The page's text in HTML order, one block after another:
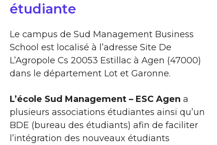
étudiante
Le campus de Sud Management Business
School est localisé à l’adresse Site De
L’Agropole Cs 20053 Estillac à Agen (47000)
dans le département Lot et Garonne.
L’école Sud Management – ESC Agen a
plusieurs associations étudiantes ainsi qu’un
BDE (bureau des étudiants) afin de faciliter
l’intégration des nouveaux étudiants